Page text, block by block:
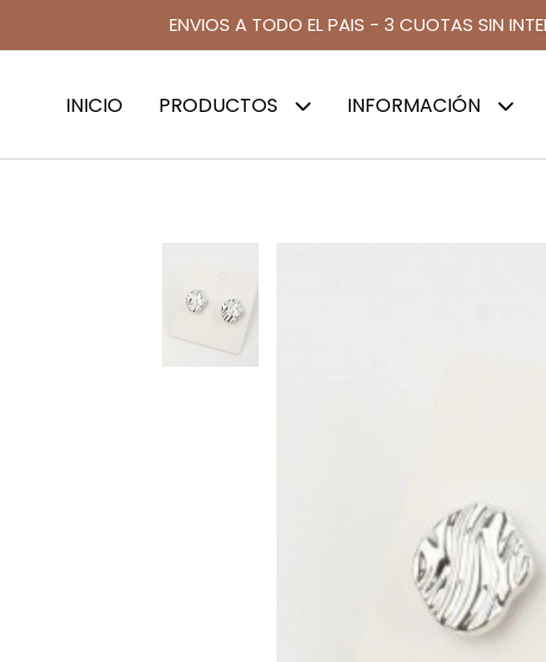
ENVIOS A TODO EL PAIS - 3 CUOTAS SIN
INICIO PRODUCTOS INFORMACIÓN